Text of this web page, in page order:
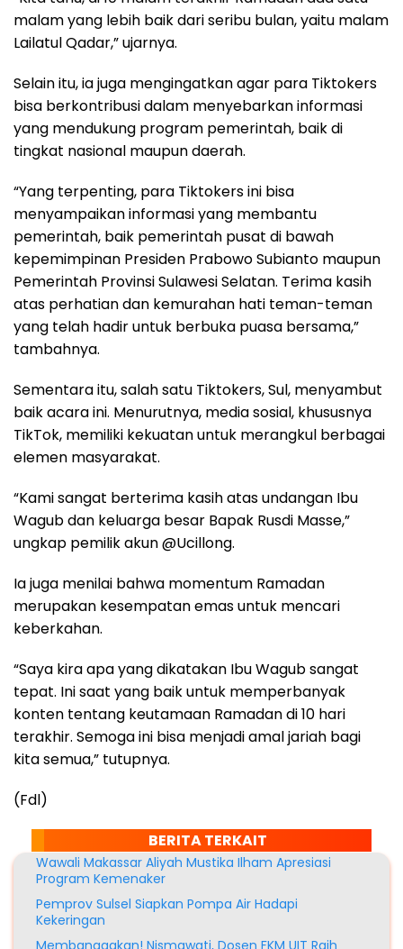
malam yang lebih baik dari seribu bulan, yaitu malam
Lailatul Qadar,” ujarnya.
Selain itu, ia juga mengingatkan agar para Tiktokers
bisa berkontribusi dalam menyebarkan informasi
yang mendukung program pemerintah, baik di
tingkat nasional maupun daerah.
“Yang terpenting, para Tiktokers ini bisa
menyampaikan informasi yang membantu
pemerintah, baik pemerintah pusat di bawah
kepemimpinan Presiden Prabowo Subianto maupun
Pemerintah Provinsi Sulawesi Selatan. Terima kasih
atas perhatian dan kemurahan hati teman-teman
yang telah hadir untuk berbuka puasa bersama,”
tambahnya.
Sementara itu, salah satu Tiktokers, Sul, menyambut
baik acara ini. Menurutnya, media sosial, khususnya
TikTok, memiliki kekuatan untuk merangkul berbagai
elemen masyarakat.
“Kami sangat berterima kasih atas undangan Ibu
Wagub dan keluarga besar Bapak Rusdi Masse,”
ungkap pemilik akun @Ucillong.
Ia juga menilai bahwa momentum Ramadan
merupakan kesempatan emas untuk mencari
keberkahan.
“Saya kira apa yang dikatakan Ibu Wagub sangat
tepat. Ini saat yang baik untuk memperbanyak
konten tentang keutamaan Ramadan di 10 hari
terakhir. Semoga ini bisa menjadi amal jariah bagi
kita semua,” tutupnya.
(Fdl)
BERITA TERKAIT
Wawali Makassar Aliyah Mustika Ilham Apresiasi
Program Kemenaker
Pemprov Sulsel Siapkan Pompa Air Hadapi
Kekeringan
Membanggakan! Nismawati, Dosen FKM UIT Raih